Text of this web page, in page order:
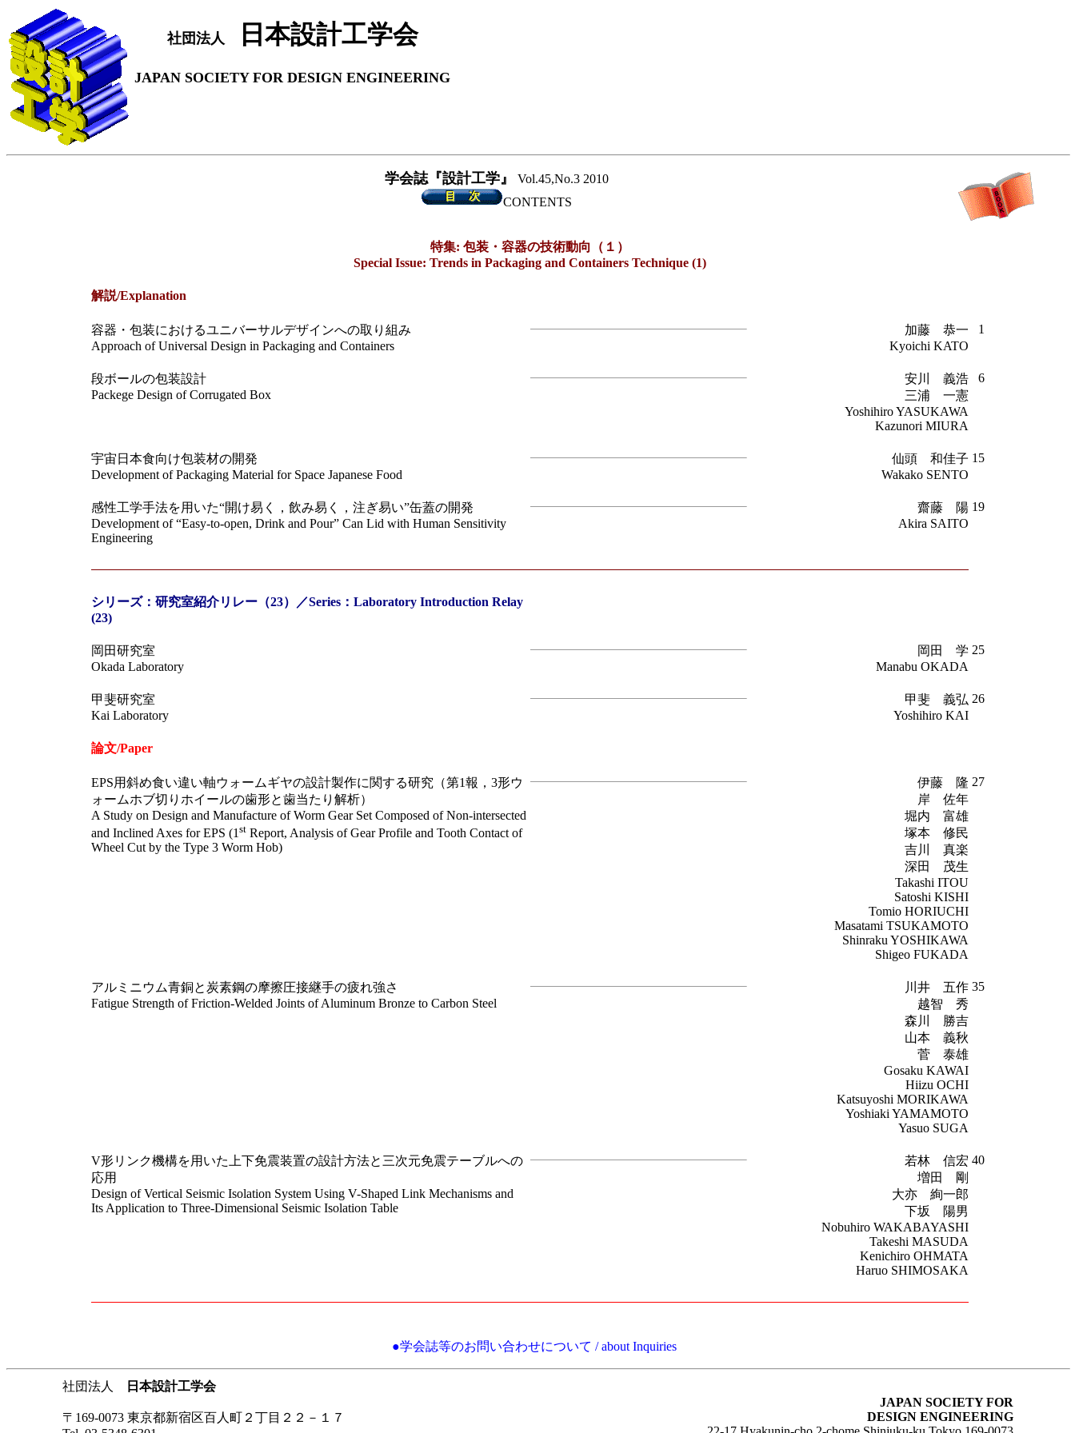
社団法人 日本設計工学会
JAPAN SOCIETY FOR DESIGN ENGINEERING
学会誌『設計工学』
Vol.45,No.3 2010
CONTENTS
特集: 包装・容器の技術動向（１）
Special Issue: Trends in Packaging and Containers Technique (1)
解説/Explanation
容器・包装におけるユニバーサルデザインへの取り組み
Approach of Universal Design in Packaging and Containers
加藤 恭一
Kyoichi KATO
1
段ボールの包装設計
Packege Design of Corrugated Box
安川 義浩
三浦 一憲
Yoshihiro YASUKAWA
Kazunori MIURA
6
宇宙日本食向け包装材の開発
Development of Packaging Material for Space Japanese Food
仙頭 和佳子
Wakako SENTO
15
感性工学手法を用いた“開け易く，飲み易く，注ぎ易い”缶蓋の開発
Development of “Easy-to-open, Drink and Pour” Can Lid with Human Sensitivity
Engineering
齋藤 陽
Akira SAITO
19
シリーズ：研究室紹介リレー（23）／Series：Laboratory Introduction Relay
(23)
岡田研究室
Okada Laboratory
岡田 学
Manabu OKADA
25
甲斐研究室
Kai Laboratory
甲斐 義弘
Yoshihiro KAI
26
論文/Paper
EPS用斜め食い違い軸ウォームギヤの設計製作に関する研究（第1報，3形ウ
ォームホブ切りホイールの歯形と歯当たり解析）
A Study on Design and Manufacture of Worm Gear Set Composed of Non-intersected
and Inclined Axes for EPS (1 stReport, Analysis of Gear Profile and Tooth Contact of
Wheel Cut by the Type 3 Worm Hob)
伊藤 隆
岸 佐年
堀内 富雄
塚本 修民
吉川 真楽
深田 茂生
Takashi ITOU
Satoshi KISHI
Tomio HORIUCHI
Masatami TSUKAMOTO
Shinraku YOSHIKAWA
Shigeo FUKADA
27
アルミニウム青銅と炭素鋼の摩擦圧接継手の疲れ強さ
Fatigue Strength of Friction-Welded Joints of Aluminum Bronze to Carbon Steel
川井 五作
越智 秀
森川 勝吉
山本 義秋
菅 泰雄
Gosaku KAWAI
Hiizu OCHI
Katsuyoshi MORIKAWA
Yoshiaki YAMAMOTO
Yasuo SUGA
35
V形リンク機構を用いた上下免震装置の設計方法と三次元免震テーブルへの
応用
Design of Vertical Seismic Isolation System Using V-Shaped Link Mechanisms and
Its Application to Three-Dimensional Seismic Isolation Table
若林 信宏
増田 剛
大亦 絢一郎
下坂 陽男
Nobuhiro WAKABAYASHI
Takeshi MASUDA
Kenichiro OHMATA
Haruo SHIMOSAKA
40
●学会誌等のお問い合わせについて / about Inquiries
社団法人 日本設計工学会
〒169-0073 東京都新宿区百人町２丁目２２－１７
JAPAN SOCIETY FOR
DESIGN ENGINEERING